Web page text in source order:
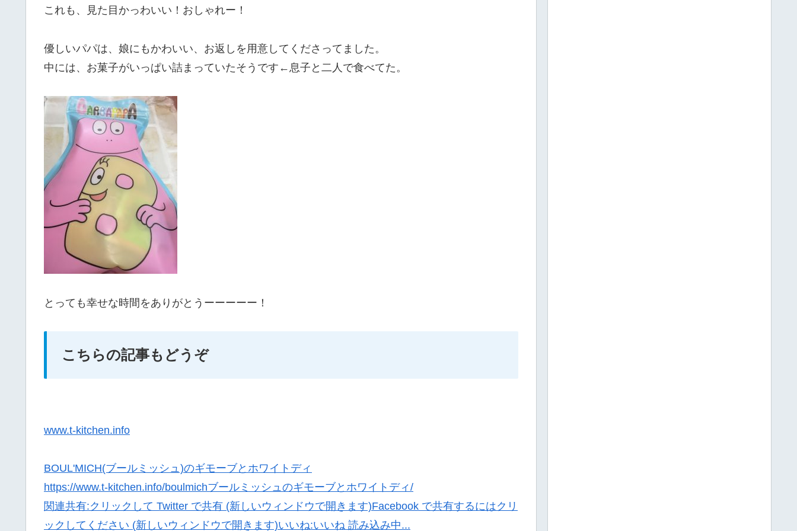
これも、見た目かっわいい！おしゃれー！
優しいパパは、娘にもかわいい、お返しを用意してくださってました。
中には、お菓子がいっぱい詰まっていたそうです←息子と二人で食べてた。
とっても幸せな時間をありがとうーーーーー！
こちらの記事もどうぞ
www.t-kitchen.info
BOUL'MICH(ブールミッシュ)のギモーブとホワイトディ
https://www.t-kitchen.info/boulmichブールミッシュのギモーブとホワイトディ/
関連共有:クリックして Twitter で共有 (新しいウィンドウで開きます)Facebook で共有するにはクリ
ックしてください (新しいウィンドウで開きます)いいね:いいね 読み込み中...